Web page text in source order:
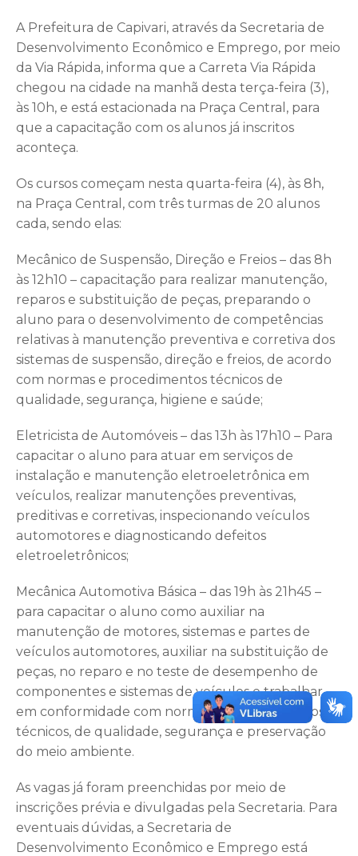
A Prefeitura de Capivari, através da Secretaria de
Desenvolvimento Econômico e Emprego, por meio
da Via Rápida, informa que a Carreta Via Rápida
chegou na cidade na manhã desta terça-feira (3),
às 10h, e está estacionada na Praça Central, para
que a capacitação com os alunos já inscritos
aconteça.
Os cursos começam nesta quarta-feira (4), às 8h,
na Praça Central, com três turmas de 20 alunos
cada, sendo elas:
Mecânico de Suspensão, Direção e Freios – das 8h
às 12h10 – capacitação para realizar manutenção,
reparos e substituição de peças, preparando o
aluno para o desenvolvimento de competências
relativas à manutenção preventiva e corretiva dos
sistemas de suspensão, direção e freios, de acordo
com normas e procedimentos técnicos de
qualidade, segurança, higiene e saúde;
Eletricista de Automóveis – das 13h às 17h10 – Para
capacitar o aluno para atuar em serviços de
instalação e manutenção eletroeletrônica em
veículos, realizar manutenções preventivas,
preditivas e corretivas, inspecionando veículos
automotores e diagnosticando defeitos
eletroeletrônicos;
Mecânica Automotiva Básica – das 19h às 21h45 –
para capacitar o aluno como auxiliar na
manutenção de motores, sistemas e partes de
veículos automotores, auxiliar na substituição de
peças, no reparo e no teste de desempenho de
componentes e sistemas de veículos e trabalhar
em conformidade com normas e procedimentos
técnicos, de qualidade, segurança e preservação
do meio ambiente.
As vagas já foram preenchidas por meio de
inscrições prévia e divulgadas pela Secretaria. Para
eventuais dúvidas, a Secretaria de
Desenvolvimento Econômico e Emprego está